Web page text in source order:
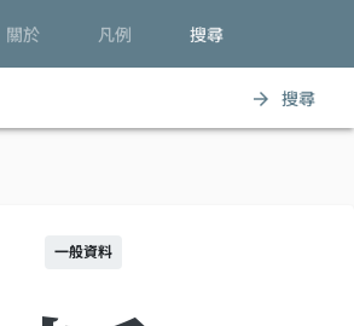
關於 凡例 搜尋
arrow_forward 搜尋
一般資料